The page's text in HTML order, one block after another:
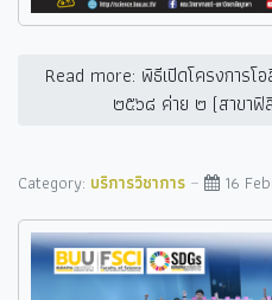
Read more: พิธีเปิดโครงการโ
๒๕๖๘ ค่าย ๒ (สาขาฟิ
Category: บริการวิชาการ 16